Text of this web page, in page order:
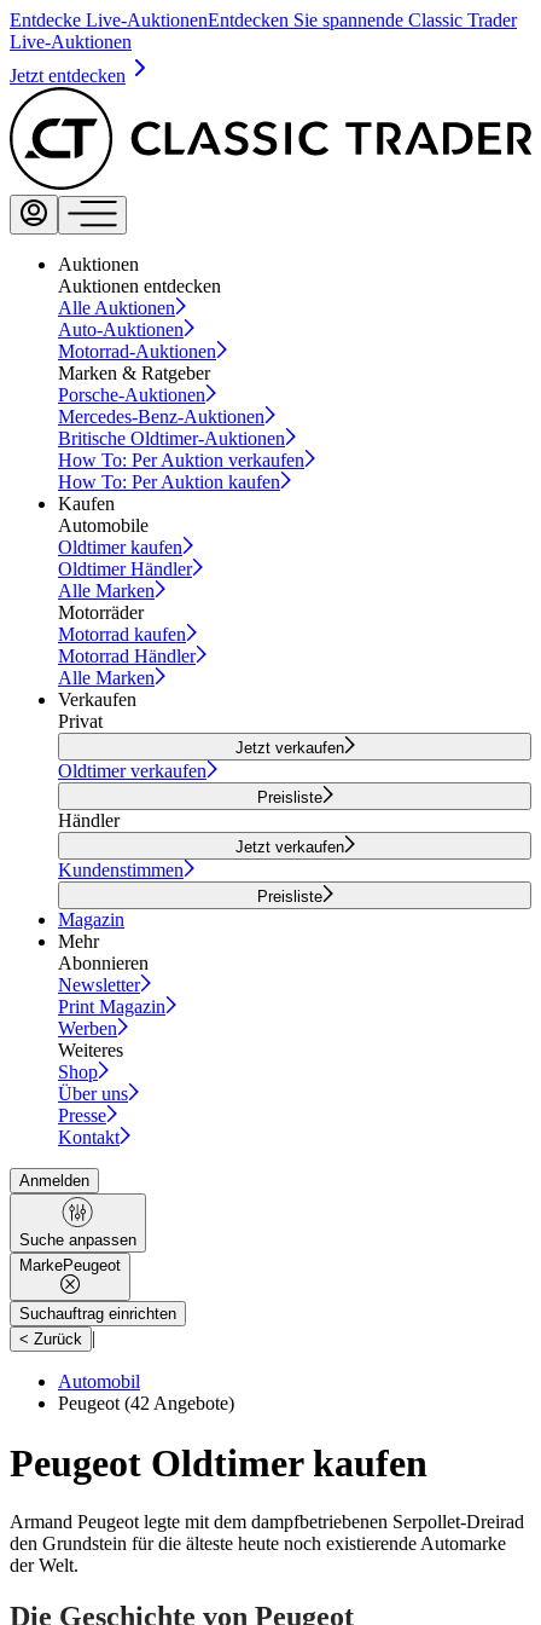
Entdecke Live-AuktionenEntdecken Sie spannende Classic Trader
Live-Auktionen
Jetzt entdecken
Auktionen
Auktionen entdecken
Alle Auktionen
Auto-Auktionen
Motorrad-Auktionen
Marken & Ratgeber
Porsche-Auktionen
Mercedes-Benz-Auktionen
Britische Oldtimer-Auktionen
How To: Per Auktion verkaufen
How To: Per Auktion kaufen
Kaufen
Automobile
Oldtimer kaufen
Oldtimer Händler
Alle Marken
Motorräder
Motorrad kaufen
Motorrad Händler
Alle Marken
Verkaufen
Privat
Jetzt verkaufen
Oldtimer verkaufen
Preisliste
Händler
Jetzt verkaufen
Kundenstimmen
Preisliste
Magazin
Mehr
Abonnieren
Newsletter
Print Magazin
Werben
Weiteres
Shop
Über uns
Presse
Kontakt
Anmelden
Suche anpassen
MarkePeugeot
Suchauftrag einrichten
< Zurück |
Automobil
Peugeot (42 Angebote)
Peugeot Oldtimer kaufen
Armand Peugeot legte mit dem dampfbetriebenen Serpollet-Dreirad
den Grundstein für die älteste heute noch existierende Automarke
der Welt.
Die Geschichte von Peugeot